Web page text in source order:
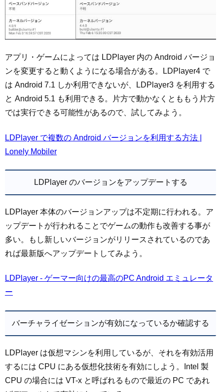
アプリ・ゲームによっては LDPlayer 内の Android バージョ
ンを変更すると動くようになる場合がある。LDPlayer4 で
は Android 7.1 しか利用できないが、LDPlayer3 を利用する
と Android 5.1 も利用できる。片方で動かなくとももう片方
では実行できる可能性があるので、試してみよう。
LDPlayer で複数の Android バージョンを利用する方法 |
Lonely Mobiler
LDPlayer のバージョンをアップデートする
LDPlayer 本体のバージョンアップは不定期に行われる。ア
ップデートが行われることでゲームの動作も改善する事が
多い。もし新しいバージョンがリリースされているのであ
れば最新版へアップデートしてみよう。
LDPlayer - ゲーマー向けの最高のPC Android エミュレータ
ー
バーチャライゼーションが有効になっているか確認する
LDPlayer は仮想マシンを利用しているが、それを有効活用
するには CPU にある仮想化技術を有効にしよう。Intel 製
CPU の場合には VT-x と呼ばれるもので最近の PC であれ